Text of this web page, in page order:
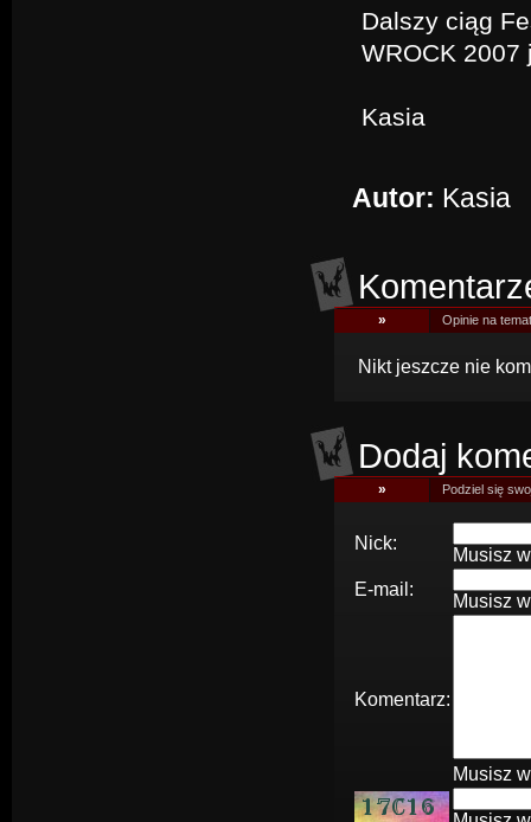
Dalszy ciąg
WROCK
Kasia
Autor: Kasia
» Opinie na
Nikt jeszcze nie
Dodaj
» Podziel się
Nick:
Musisz
E-mail:
Musisz
Komentarz:
Musisz